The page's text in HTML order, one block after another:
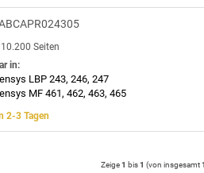
10.200 Seiten
in:
LBP 243, 246, 247
MF 461, 462, 463, 465
2-3 Tagen
Zeige1 bis1 (von insgesamt1